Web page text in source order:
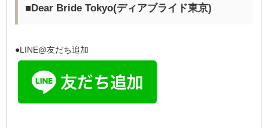
■Dear Bride Tokyo(ディアブライド東京)
●LINE@友だち追加